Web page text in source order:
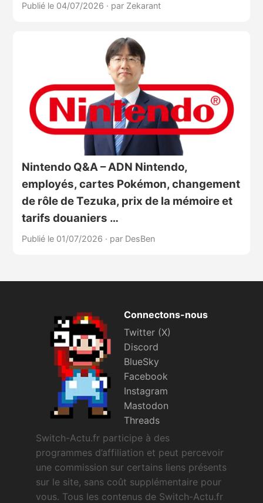
Publié le 04/07/2026 · par Zekarant
Nintendo Q&A – ADN Nintendo,
employés, cartes Pokémon, changement
de rôle de Tezuka, prix de la mémoire et
tarifs douaniers …
Publié le 01/07/2026 · par DesBen
Connectons-nous
Twitter (X)
Discord
BlueSky
Facebook
Instagram
Mastodon
Threads
Switch-Actu.fr participe à des
programmes d’affiliation et peut percevoir
une commission sur certains liens présents
sur le site, sans coût supplémentaire pour
vous. Tous les contenus de Switch-Actu.fr